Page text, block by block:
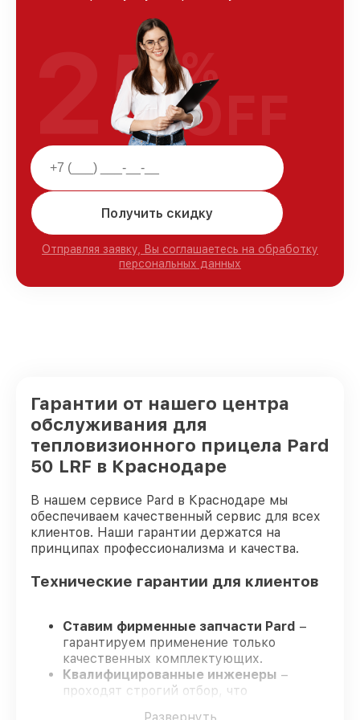
Получить скидку
Отправляя заявку, Вы соглашаетесь на обработку
персональных данных
25%
OFF
Гарантии от нашего центра
обслуживания для
тепловизионного прицела Pard
50 LRF в Краснодаре
В нашем сервисе Pard в Краснодаре мы
обеспечиваем качественный сервис для всех
клиентов. Наши гарантии держатся на
принципах профессионализма и качества.
Технические гарантии для клиентов
Ставим фирменные запчасти Pard –
гарантируем применение только
качественных комплектующих.
Квалифицированные инженеры –
проходят строгий отбор, что